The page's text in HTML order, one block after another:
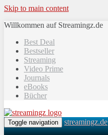
Skip to main content
Willkommen auf Streamingz.de
Best Deal
Bestseller
Streaming
Video Prime
Journals
eBooks
Bücher
Toggle navigation streamingz.de